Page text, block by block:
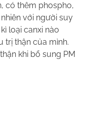
có thêm phospho,
với người suy
loại canxi nào
trị thận của mình.
khi bổ sung PM